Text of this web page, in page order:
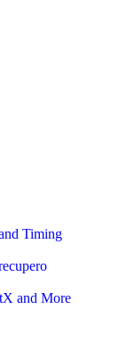
Timing
and More